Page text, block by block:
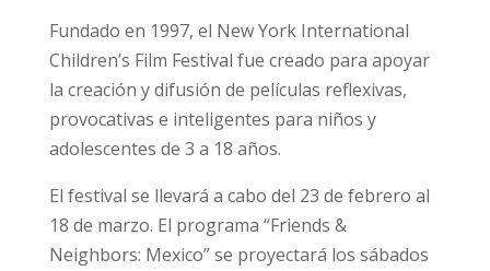
Fundado en 1997, el New York International
Children’s Film Festival fue creado para apoyar
la creación y difusión de películas reflexivas,
provocativas e inteligentes para niños y
adolescentes de 3 a 18 años.
El festival se llevará a cabo del 23 de febrero al
18 de marzo. El programa “Friends &
Neighbors: Mexico” se proyectará los sábados